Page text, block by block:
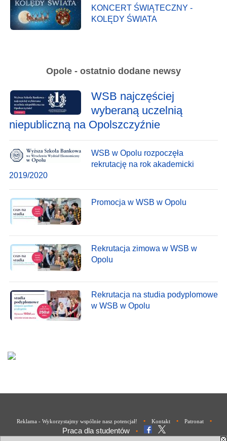
KONCERT ŚWIĄTECZNY -
KOLĘDY ŚWIATA
Opole - ostatnio dodane newsy
WSB najczęściej
wyberaną uczelnią
niepubliczną na Opolszczyźnie
WSB w Opolu rozpoczęła
rekrutację na rok akademicki
2019/2020
Promocja w WSB w Opolu
Rekrutacja zimowa w WSB w
Opolu
Rekrutacja na studia podyplomowe
w WSB w Opolu
Reklama - Wykorzystajmy wspólnie nasz potencjał! • Kontakt • Patronat •
Praca dla studentów •